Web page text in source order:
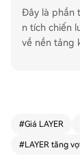
Đây là phần
n tích chiến
về nền tảng
các kịch
hình thành cho
#Giá LAYER
#LAYER tăng